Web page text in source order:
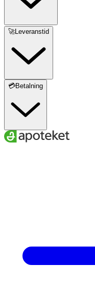
🚀Leveranstid
💳Betalning